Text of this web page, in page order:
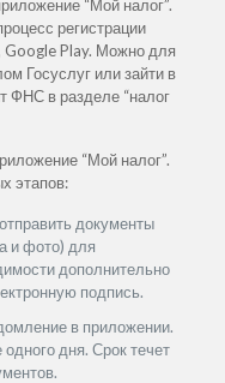
“Мой налог”.
регистрации
Google Play. Можно для
Госуслуг или зайти в
ФНС в разделе “налог
“Мой налог”.
этапов:
документы
и фото) для
дополнительно
подпись.
в приложении.
дня. Срок течет